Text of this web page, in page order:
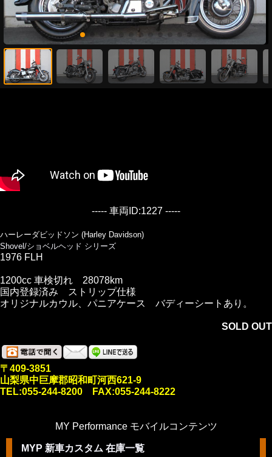
----- 車両ID:1227 -----
ハーレーダビッドソン (Harley Davidson)
Shovel/ショベルヘッド シリーズ
1976 FLH
1200cc 車検切れ 28078km
国内登録済み ストリップ仕様
オリジナルカウル、パニアケース バディーシートあり。
SOLD OUT
〒409-3851
山梨県中巨摩郡昭和町河西621-9
TEL:055-244-8200 FAX:055-244-8222
MY Performance モバイルコンテンツ
MYP 新車カスタム 在庫一覧